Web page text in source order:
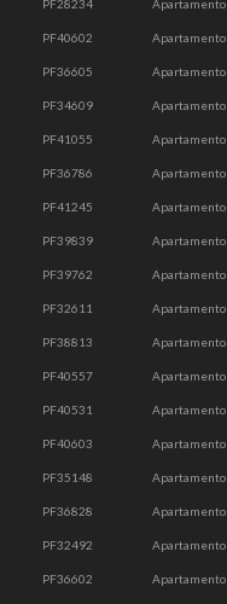
PF28234 Apartamento
PF40602 Apartamento
PF36605 Apartamento
PF34609 Apartamento
PF41055 Apartamento
PF36786 Apartamento
PF41245 Apartamento
PF39839 Apartamento
PF39762 Apartamento
PF32611 Apartamento
PF38813 Apartamento
PF40557 Apartamento
PF40531 Apartamento
PF40603 Apartamento
PF35148 Apartamento
PF36828 Apartamento
PF32492 Apartamento
PF36602 Apartamento